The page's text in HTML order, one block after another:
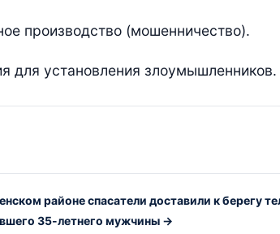
производство (мошенничество).
для установления злоумышленников.
районе спасатели доставили к берегу
35-летнего мужчины →